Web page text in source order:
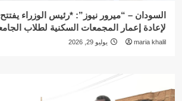
السودان – “ميرور نيوز”: *رئيس الوزراء يفتتح
لإعادة إعمار المجمعات السكنية لطلاب
maria khalil يوليو 29, 2026